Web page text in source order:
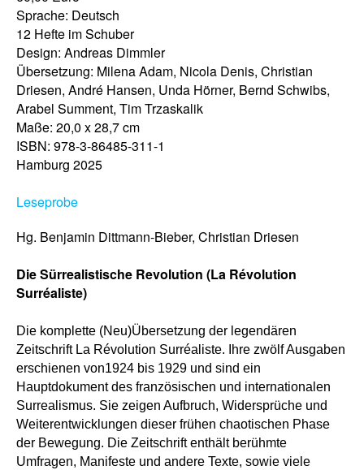
Hg. Benjamin Dittmann-Bieber, Christian Driesen
Die Sürrealistische Revolution (La Révolution
Surréaliste)
Die komplette (Neu)Übersetzung der legendären
Zeitschrift La Révolution Surréaliste. Ihre zwölf Ausgaben
erschienen von1924 bis 1929 und sind ein
Hauptdokument des französischen und internationalen
Surrealismus. Sie zeigen Aufbruch, Widersprüche und
Weiterentwicklungen dieser frühen chaotischen Phase
der Bewegung. Die Zeitschrift enthält berühmte
Umfragen, Manifeste und andere Texte, sowie viele
Sprache: Deutsch
12 Hefte im Schuber
Design: Andreas Dimmler
Übersetzung: Milena Adam, Nicola Denis, Christian
Driesen, André Hansen, Unda Hörner, Bernd Schwibs,
Arabel Summent, Tim Trzaskalik
Maße: 20,0 x 28,7 cm
ISBN: 978-3-86485-311-1
Hamburg 2025
Leseprobe